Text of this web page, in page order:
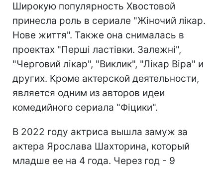
Широкую популярность Хвостовой
принесла роль в сериале "Жіночий лікар.
Нове життя". Также она снималась в
проектах "Перші ластівки. Залежні",
"Черговий лікар", "Виклик", "Лікар Віра" и
других. Кроме актерской деятельности,
является одним из авторов идеи
комедийного сериала "Фіцики".
В 2022 году актриса вышла замуж за
актера Ярослава Шахторина, который
младше ее на 4 года. Через год - 9